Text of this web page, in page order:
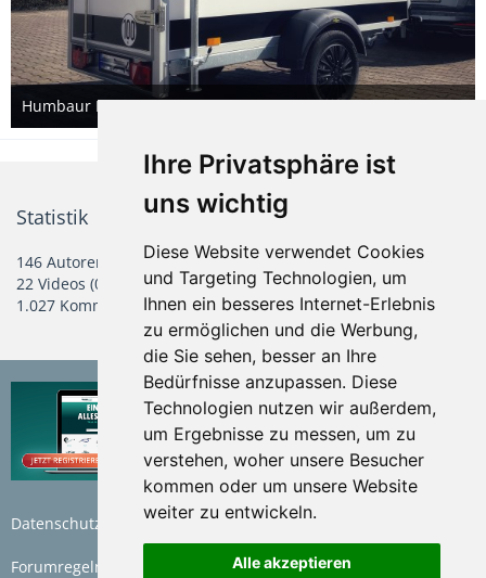
Ihre Privatsphäre ist
uns wichtig
Diese Website verwendet Cookies
und Targeting Technologien, um
Ihnen ein besseres Internet-Erlebnis
zu ermöglichen und die Werbung,
die Sie sehen, besser an Ihre
Bedürfnisse anzupassen. Diese
Technologien nutzen wir außerdem,
um Ergebnisse zu messen, um zu
verstehen, woher unsere Besucher
kommen oder um unsere Website
weiter zu entwickeln.
Alle akzeptieren
Humbaur Kofferanhänger 1. Ausbauphase
30. September 2022
Statistik
146 Autoren 155 Alben
2.473 Bilder (0,79 Bilder pro Tag)
22 Videos (0,01 Videos pro Tag)
3,6 GB Gesamtgröße
1.027 Kommentare
Datenschutzerklärung Nutzungsbedingungen
Forumregeln